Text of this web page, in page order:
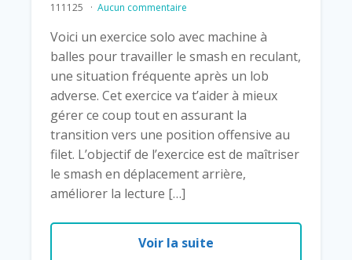
111125 Aucun commentaire
Voici un exercice solo avec machine à
balles pour travailler le smash en reculant,
une situation fréquente après un lob
adverse. Cet exercice va t’aider à mieux
gérer ce coup tout en assurant la
transition vers une position offensive au
filet. L’objectif de l’exercice est de maîtriser
le smash en déplacement arrière,
améliorer la lecture […]
Voir la suite